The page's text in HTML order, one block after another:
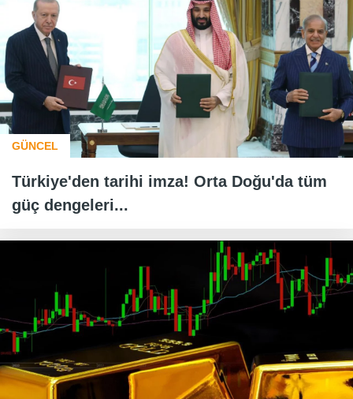
GÜNCEL
Türkiye'den tarihi imza! Orta Doğu'da tüm
güç dengeleri...